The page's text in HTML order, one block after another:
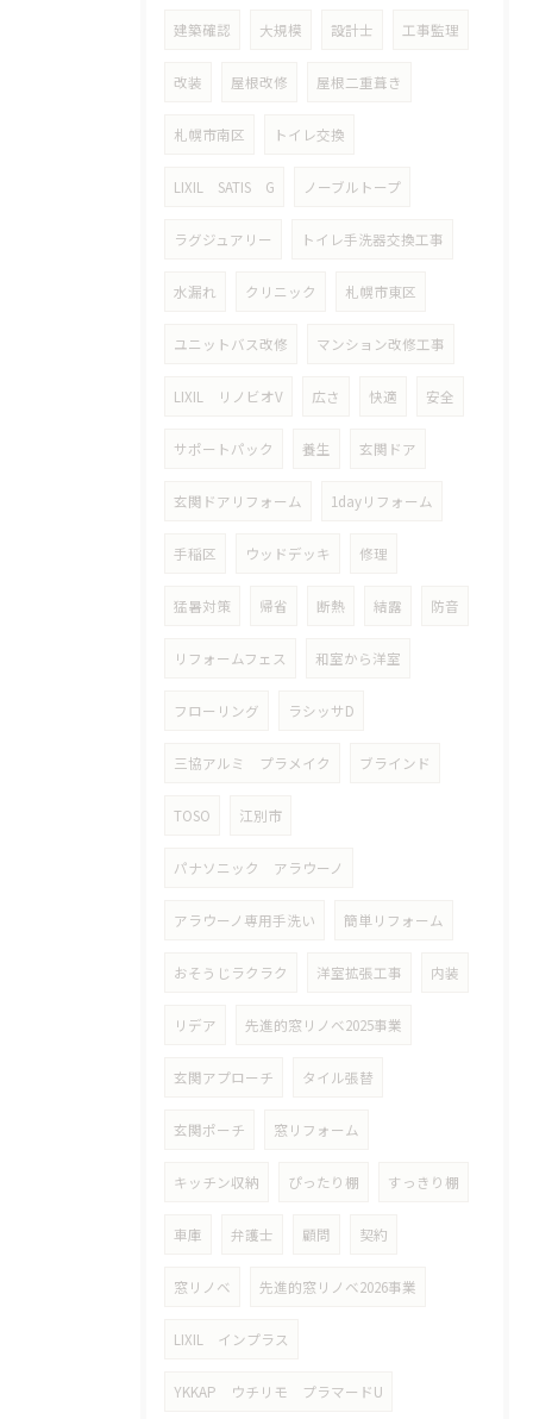
建築確認 大規模 設計士 工事監理
改装 屋根改修 屋根二重葺き
札幌市南区 トイレ交換
LIXIL SATIS G ノーブルトープ
ラグジュアリー トイレ手洗器交換工事
水漏れ クリニック 札幌市東区
ユニットバス改修 マンション改修工事
LIXIL リノビオV 広さ 快適 安全
サポートパック 養生 玄関ドア
玄関ドアリフォーム 1dayリフォーム
手稲区 ウッドデッキ 修理
猛暑対策 帰省 断熱 結露 防音
リフォームフェス 和室から洋室
フローリング ラシッサD
三協アルミ プラメイク ブラインド
TOSO 江別市
パナソニック アラウーノ
アラウーノ専用手洗い 簡単リフォーム
おそうじラクラク 洋室拡張工事 内装
リデア 先進的窓リノベ2025事業
玄関アプローチ タイル張替
玄関ポーチ 窓リフォーム
キッチン収納 ぴったり棚 すっきり棚
車庫 弁護士 顧問 契約
窓リノベ 先進的窓リノベ2026事業
LIXIL インプラス
YKKAP ウチリモ プラマードU